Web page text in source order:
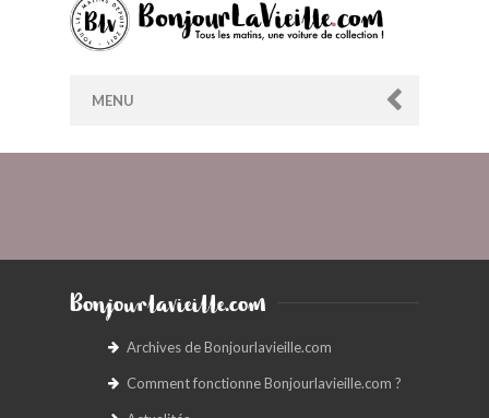
MENU
Bonjourlavieille.com
Archives de Bonjourlavieille.com
Comment fonctionne Bonjourlavieille.com ?